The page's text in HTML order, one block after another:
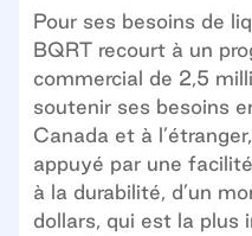
Pour ses besoins de
BQRT recourt à un
commercial de 2,5
soutenir ses besoins
Canada et à
appuyé par une
à la durabilité, d’un
dollars, qui est la plus